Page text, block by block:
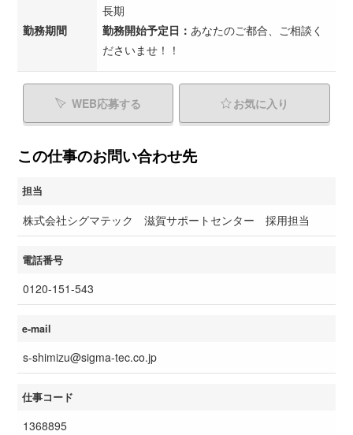
勤務期間
長期
勤務開始予定日： あなたのご都合、ご相談く
ださいませ！！
WEB応募する お気に入り
この仕事のお問い合わせ先
担当
株式会社シグマテック 滋賀サポートセンター 採用担当
電話番号
0120-151-543
e-mail
s-shimizu@sigma-tec.co.jp
仕事コード
1368895